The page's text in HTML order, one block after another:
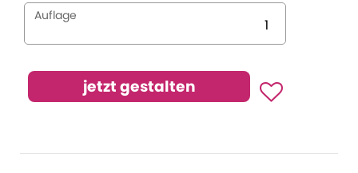
Auflage